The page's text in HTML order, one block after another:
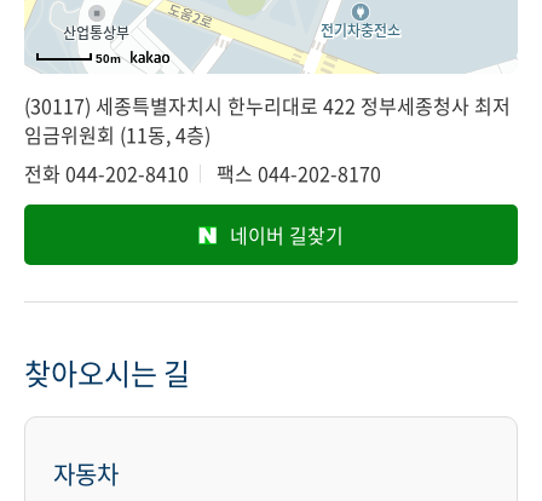
50m
(30117) 세종특별자치시 한누리대로 422 정부세종청사 최저
임금위원회 (11동, 4층)
전화044-202-8410 팩스 044-202-8170
네이버 길찾기
찾아오시는 길
자동차